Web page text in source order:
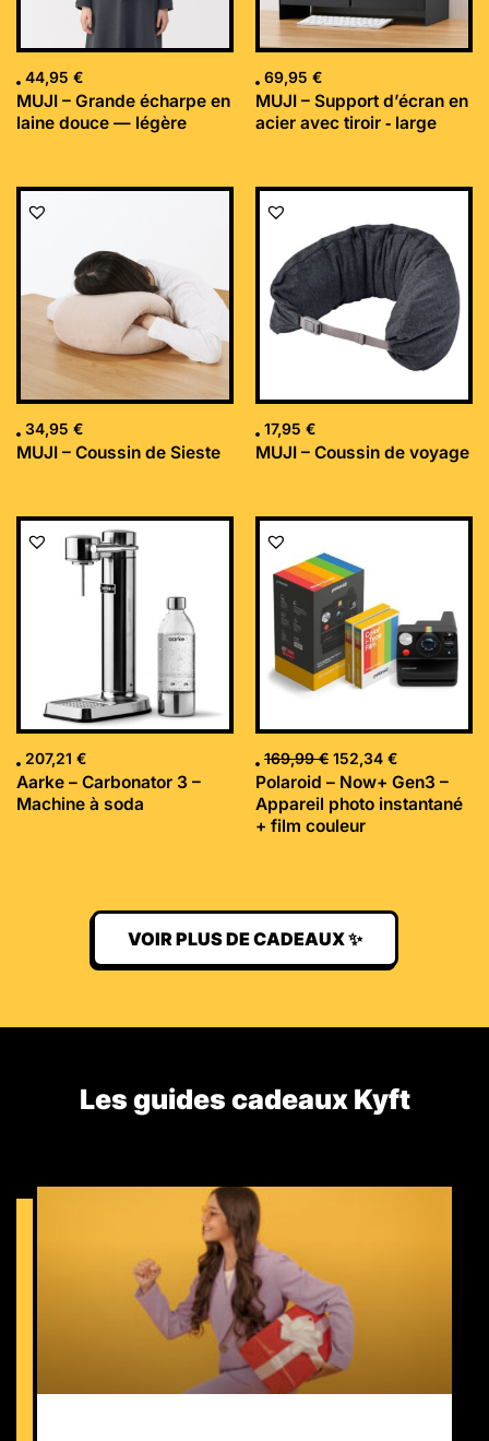
44,95 €
MUJI – Grande écharpe en
laine douce — légère
69,95 €
MUJI – Support d’écran en
acier avec tiroir ‐ large
34,95 €
MUJI – Coussin de Sieste
17,95 €
MUJI – Coussin de voyage
207,21 €
Aarke – Carbonator 3 –
Machine à soda
169,99€
Le
initial
était :
169,99 €.
152,34 €
Le
Polaroid – Now+ Gen3 –
Appareil photo instantané
+ film couleur
VOIR PLUS DE CADEAUX ✨
Les guides cadeaux Kyft​